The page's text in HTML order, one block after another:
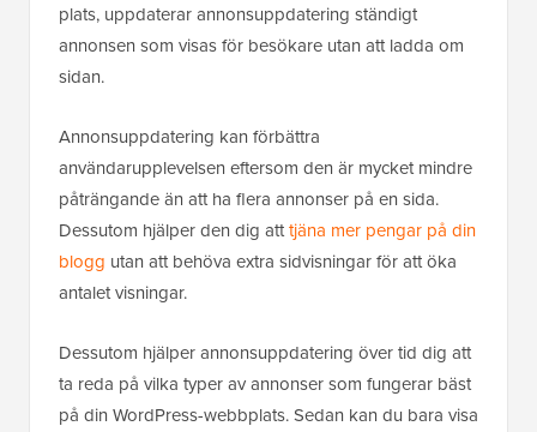
plats, uppdaterar annonsuppdatering ständigt
annonsen som visas för besökare utan att ladda om
sidan.
Annonsuppdatering kan förbättra
användarupplevelsen eftersom den är mycket mindre
påträngande än att ha flera annonser på en sida.
Dessutom hjälper den dig atttjäna mer pengar på din
blogg utan att behöva extra sidvisningar för att öka
antalet visningar.
Dessutom hjälper annonsuppdatering över tid dig att
ta reda på vilka typer av annonser som fungerar bäst
på din WordPress-webbplats. Sedan kan du bara visa